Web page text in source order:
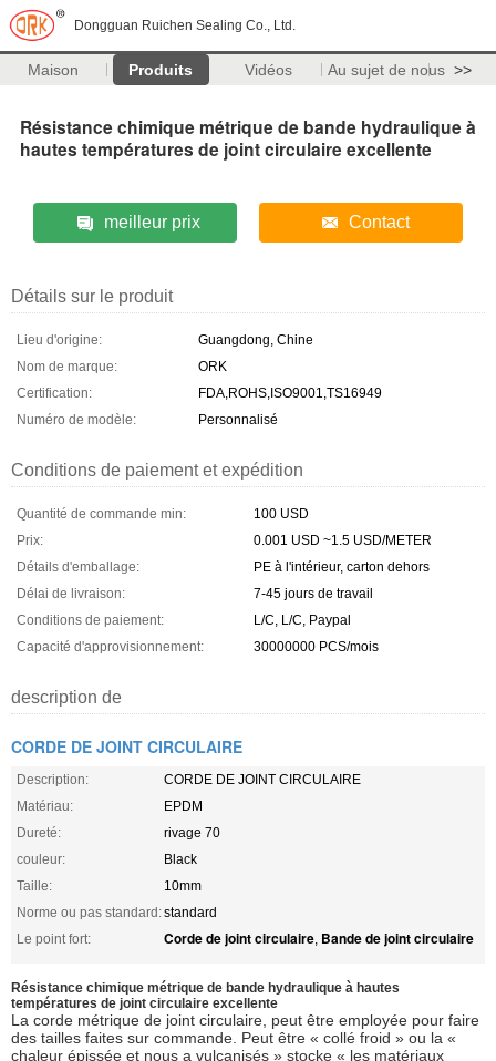
Dongguan Ruichen Sealing Co., Ltd.
Maison Produits Vidéos Au sujet de nous >>
Résistance chimique métrique de bande hydraulique à
hautes températures de joint circulaire excellente
meilleur prix Contact
Détails sur le produit
Lieu d'origine:
Guangdong, Chine
Nom de marque:
ORK
Certification:
FDA,ROHS,ISO9001,TS16949
Numéro de modèle:
Personnalisé
Conditions de paiement et expédition
Quantité de commande min:
100 USD
Prix:
0.001 USD ~1.5 USD/METER
Détails d'emballage:
PE à l'intérieur, carton dehors
Délai de livraison:
7-45 jours de travail
Conditions de paiement:
L/C, L/C, Paypal
Capacité d'approvisionnement:
30000000 PCS/mois
description de
CORDE DE JOINT CIRCULAIRE
Description:
CORDE DE JOINT CIRCULAIRE
Matériau:
EPDM
Dureté:
rivage 70
couleur:
Black
Taille:
10mm
Norme ou pas standard:standard
Le point fort:
Corde de joint circulaire, Bande de joint circulaire
Résistance chimique métrique de bande hydraulique à hautes
températures de joint circulaire excellente
La corde métrique de joint circulaire, peut être employée pour faire
des tailles faites sur commande. Peut être « collé froid » ou la «
chaleur épissée et nous a vulcanisés » stocke « les matériaux